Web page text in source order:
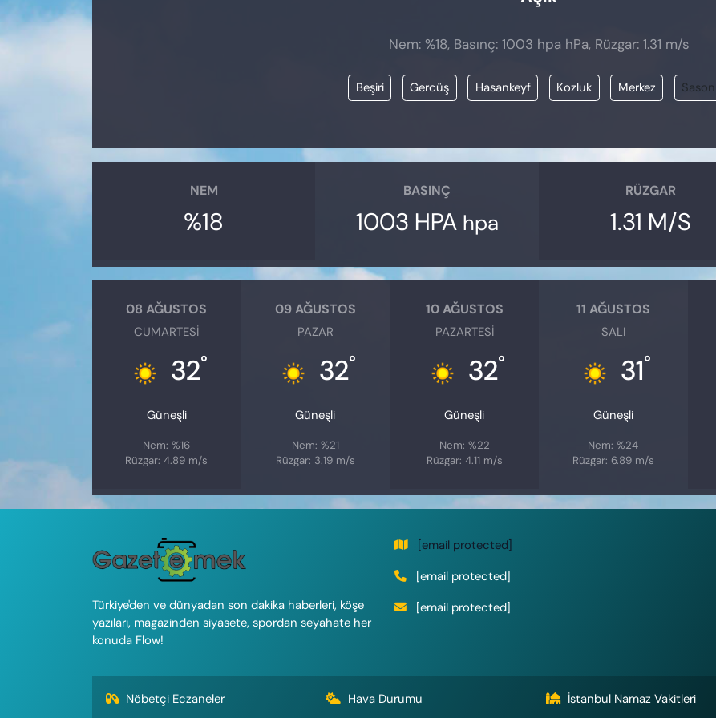
Nem: %18, Basınç: 1003 hpa hPa, Rüzgar: 1.31 m/s
Beşiri Gercüş Hasankeyf Kozluk Merkez Sason
NEM
%18
BASINÇ
1003 HPA hpa
RÜZGAR
1.31 M/S
08 AĞUSTOS
CUMARTESI
32°
Güneşli
Nem: %16
Rüzgar: 4.89 m/s
09 AĞUSTOS
PAZAR
32°
Güneşli
Nem: %21
Rüzgar: 3.19 m/s
10 AĞUSTOS
PAZARTESI
32°
Güneşli
Nem: %22
Rüzgar: 4.11 m/s
11 AĞUSTOS
SALI
31°
Güneşli
Nem: %24
Rüzgar: 6.89 m/s
Türkiye'den ve dünyadan son dakika haberleri, köşe
yazıları, magazinden siyasete, spordan seyahate her
konuda Flow!
[email protected]
[email protected]
[email protected]
Nöbetçi Eczaneler Hava Durumu İstanbul Namaz Vakitleri
KADIN
VAN VE DİYARBAKIR HABERLERİ